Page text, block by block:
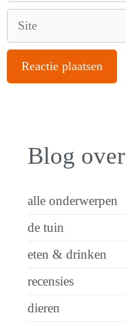
Blog over
alle onderwerpen
de tuin
eten & drinken
recensies
dieren